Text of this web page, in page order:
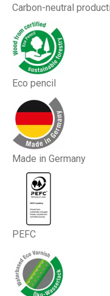
Carbon-neutral
Eco pencil
Made in Germany
PEFC